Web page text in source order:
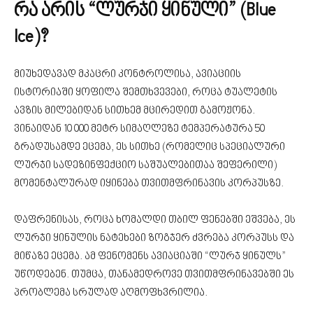
რა არის “ლურჯი ყინული” (Blue
Ice)?
მიუხედავად მკაცრი კონტროლისა, ავიაციის
ისტორიაში ყოფილა შემთხვევები, როცა ტუალეტის
ავზის მილებიდან სითხემ მცირედით გამოჟონა.
ვინაიდან 10 000 მეტრ სიმაღლეზე ტემპერატურა 50
გრადუსამდე ეცემა, ეს სითხე (რომელიც სპეციალური
ლურჯი სადეზინფექციო საშუალებითაა შეფერილი)
მომენტალურად იყინება თვითმფრინავის კორპუსზე.
დაფრენისას, როცა ხომალდი თბილ ფენებში ეშვება, ეს
ლურჯი ყინულის ნატეხები ზოგჯერ ძვრება კორპუსს და
მიწაზე ეცემა. ამ ფენომენს ავიაციაში “ლურჯ ყინულს”
უწოდებენ. თუმცა, თანამედროვე თვითმფრინავებში ეს
პრობლემა სრულად აღმოფხვრილია.